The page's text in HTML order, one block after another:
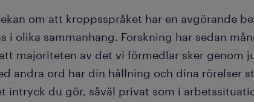
om att kroppsspråket har en avgörande
i olika sammanhang. Forskning har sedan
majoriteten av det vi förmedlar sker genom
andra ord har din hållning och dina rörelser
intryck du gör, såväl privat som i